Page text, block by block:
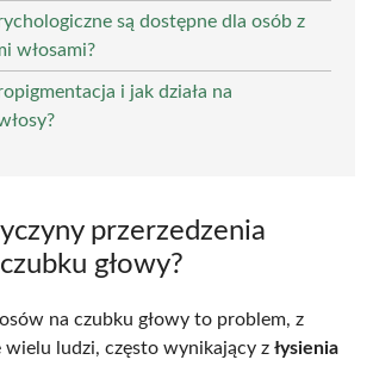
są dostępne dla osób z
włosami?
i jak działa na
przerzedzenia
głowy?
na czubku głowy to problem, z
wielu ludzi, często wynikający z łysienia